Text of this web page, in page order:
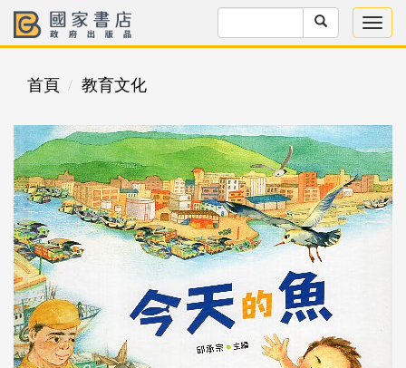
首頁 教育文化